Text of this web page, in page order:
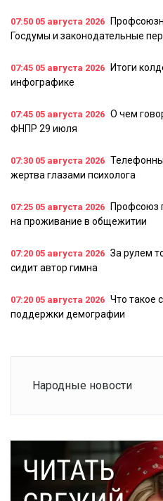
07:50 05 августа 2026
Госдумы и законодательные
07:45 05 августа 2026
Итоги
инфографике
07:45 05 августа 2026 О чем
ФНПР 29 июля
07:30 05 августа 2026
жертва глазами психолога
07:25 05 августа 2026
Профсоюз
на проживание в общежитии
07:20 05 августа 2026 За рулем
сидит автор гимна
07:20 05 августа 2026 Что такое
поддержки демографии
Народные новости